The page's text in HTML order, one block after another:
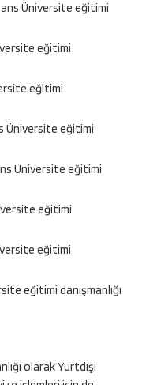
Üniversite eğitimi
eğitimi
eğitimi
Üniversite eğitimi
Üniversite eğitimi
eğitimi
eğitimi
eğitimi danışmanlığı
olarak Yurtdışı